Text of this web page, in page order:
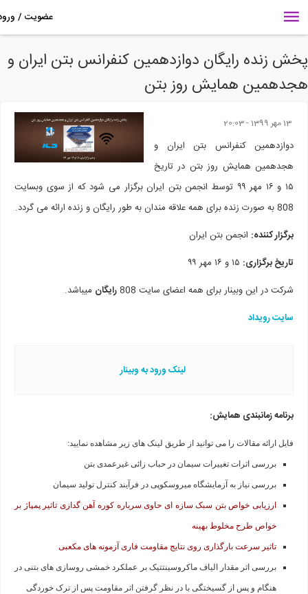
زنده رایگان دوازدهمین کنفرانس بتن ایران و
همایش روز بتن
دوازدهمین کنفرانس بتن ایران و
هجدهمین همایش روز بتن در تاریخ
۱۵ و ۱۶ مهر ۹۹ توسط انجمن بتن ایران برگزار می شود که از سوی وبسایت
808 به صورت زنده برای همه علاقه مندان به طور رایگان و زنده ارائه می گردد.
برگزار کننده:انجمن بتن ایران
تاریخ برگزاری:۱۵ و ۱۶ مهر ۹۹
شرکت در این وبینار برای همه اعضای سایت 808
رایگانمیباشد.
سایت رویداد
لینک ورود به وبینار
برنامه زمانبندی همایش:
فایل ارائه مقالات را می توانید از طریق لینک های زیر مشاهده نمایید:
بررسی اثرات تغییرات سیمان در حباب زائی غیرعمدی بتن
بررسی نیاز به آزمایشگاه میروسکوپی در فرآیند کنترل تولید سیمان
ارزیابی خواص بتن سبک سازه ای حاوی سرباره کوره آهن گدازی تاثیر پمپاژ بر
خواص طرح مخلوط بهینه
تاثیر سرعت بارگذاری روی نتایج مقاومت فاری آزمونه های مکعبی
بررسی اثر مقدار الیاف ماکروسینتتیک بر عملکرد خمشی روسازی های بتنی در
هنگام و پس از گسیختگی با در نظر گرفتن اثر مقاومت پس از ترک خوردگی